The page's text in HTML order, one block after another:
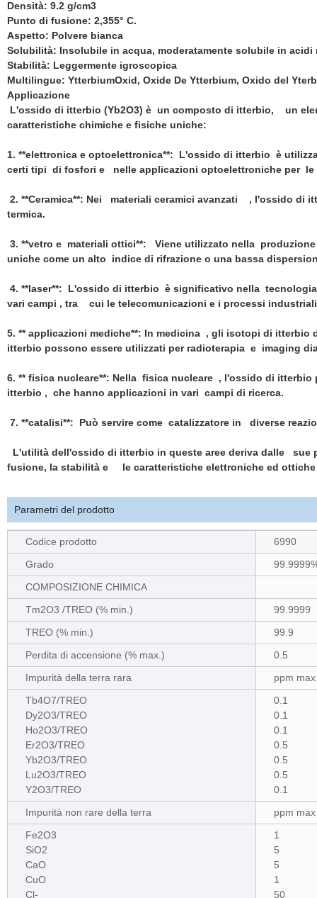
Densità: 9.2 g/cm3
Punto di fusione: 2,355° C.
Aspetto: Polvere bianca
Solubilità: Insolubile in acqua, moderatamente solubile in acidi
Stabilità: Leggermente igroscopica
Multilingue: YtterbiumOxid, Oxide De Ytterbium, Oxido del
Applicazione
L'ossido di itterbio (Yb2O3) è un composto di itterbio, un
caratteristiche chimiche e fisiche uniche:
1. **elettronica e optoelettronica**: L'ossido di itterbio è
certi tipi di fosfori e nelle applicazioni optoelettroniche per le
2. **Ceramica**: Nei materiali ceramici avanzati , l'ossido di
termica.
3. **vetro e materiali ottici**: Viene utilizzato nella
uniche come un alto indice di rifrazione o una bassa
4. **laser**: L'ossido di itterbio è significativo nella
vari campi , tra cui le telecomunicazioni e i processi
5. ** applicazioni mediche**: In medicina , gli isotopi di
itterbio possono essere utilizzati per radioterapia e imaging
6. ** fisica nucleare**: Nella fisica nucleare , l'ossido di
itterbio , che hanno applicazioni in vari campi di ricerca.
7. **catalisi**: Può servire come catalizzatore in diverse
L'utilità dell'ossido di itterbio in queste aree deriva dalle
fusione, la stabilità e le caratteristiche elettroniche ed ottiche
Parametri del prodotto
Codice prodotto
6990
Grado
COMPOSIZIONE CHIMICA
Tm2O3 /TREO (% min.)
99.9999
TREO (% min.)
99.9
Perdita di accensione (% max.)
0.5
Impurità della terra rara
ppm max
Tb4O7/TREO
Dy2O3/TREO
Ho2O3/TREO
Er2O3/TREO
Yb2O3/TREO
Lu2O3/TREO
Y2O3/TREO
0.1
0.1
0.1
0.5
0.5
0.5
0.1
Impurità non rare della terra
ppm max
Fe2O3
SiO2
CaO
CuO
Cl-
1
5
5
1
50